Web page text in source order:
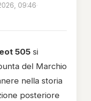
09:46·
505 si
del Marchio
nella storia
posteriore